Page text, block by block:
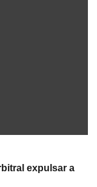
expulsar a